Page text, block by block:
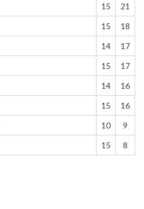
15 21
15 18
14 17
15 17
14 16
15 16
10 9
15 8